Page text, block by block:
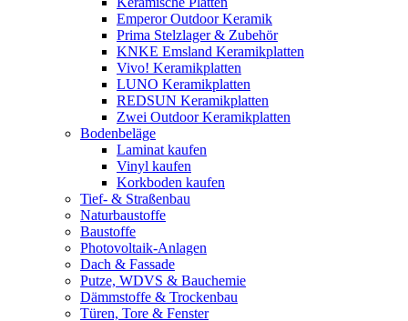
Emperor Outdoor Keramik
Prima Stelzlager & Zubehör
KNKE Emsland Keramikplatten
Vivo! Keramikplatten
LUNO Keramikplatten
REDSUN Keramikplatten
Zwei Outdoor Keramikplatten
Bodenbeläge
Laminat kaufen
Vinyl kaufen
Korkboden kaufen
Tief- & Straßenbau
Naturbaustoffe
Baustoffe
Photovoltaik-Anlagen
Dach & Fassade
Putze, WDVS & Bauchemie
Dämmstoffe & Trockenbau
Türen, Tore & Fenster